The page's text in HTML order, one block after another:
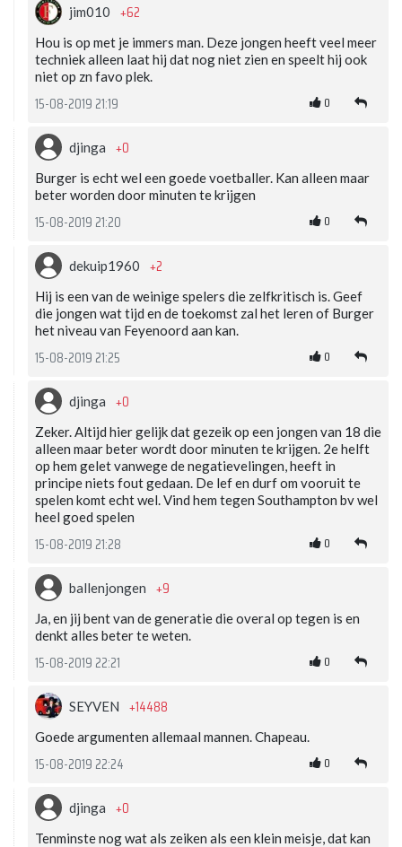
jim010 +62
Hou is op met je immers man. Deze jongen heeft veel meer
techniek alleen laat hij dat nog niet zien en speelt hij ook
niet op zn favo plek.
15-08-2019 21:19 0
djinga +0
Burger is echt wel een goede voetballer. Kan alleen maar
beter worden door minuten te krijgen
15-08-2019 21:20 0
dekuip1960 +2
Hij is een van de weinige spelers die zelfkritisch is. Geef
die jongen wat tijd en de toekomst zal het leren of Burger
het niveau van Feyenoord aan kan.
15-08-2019 21:25 0
djinga +0
Zeker. Altijd hier gelijk dat gezeik op een jongen van 18 die
alleen maar beter wordt door minuten te krijgen. 2e helft
op hem gelet vanwege de negatievelingen, heeft in
principe niets fout gedaan. De lef en durf om vooruit te
spelen komt echt wel. Vind hem tegen Southampton bv wel
heel goed spelen
15-08-2019 21:28 0
ballenjongen +9
Ja, en jij bent van de generatie die overal op tegen is en
denkt alles beter te weten.
15-08-2019 22:21 0
SEYVEN +14488
Goede argumenten allemaal mannen. Chapeau.
15-08-2019 22:24 0
djinga +0
Tenminste nog wat als zeiken als een klein meisje, dat kan